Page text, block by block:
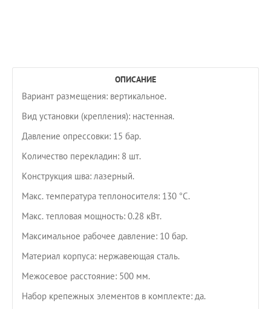
ОПИСАНИЕ
Вариант размещения: вертикальное.
Вид установки (крепления): настенная.
Давление опрессовки: 15 бар.
Количество перекладин: 8 шт.
Конструкция шва: лазерный.
Макс. температура теплоносителя: 130 °С.
Макс. тепловая мощность: 0.28 кВт.
Максимальное рабочее давление: 10 бар.
Материал корпуса: нержавеющая сталь.
Межосевое расстояние: 500 мм.
Набор крепежных элементов в комплекте: да.